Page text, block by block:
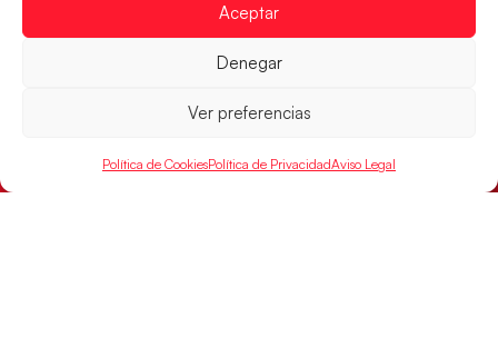
Aceptar
Denegar
Ver preferencias
Política de CookiesPolítica de PrivacidadAviso Legal